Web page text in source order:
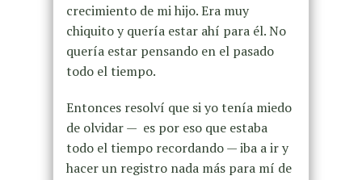
crecimiento de mi hijo. Era muy
chiquito y quería estar ahí para él. No
quería estar pensando en el pasado
todo el tiempo.
Entonces resolví que si yo tenía miedo
de olvidar — es por eso que estaba
todo el tiempo recordando — iba a ir y
hacer un registro nada más para mí de